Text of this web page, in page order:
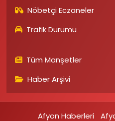
Nöbetçi Eczaneler
Trafik Durumu
Tüm Manşetler
Haber Arşivi
Afyon Haberleri